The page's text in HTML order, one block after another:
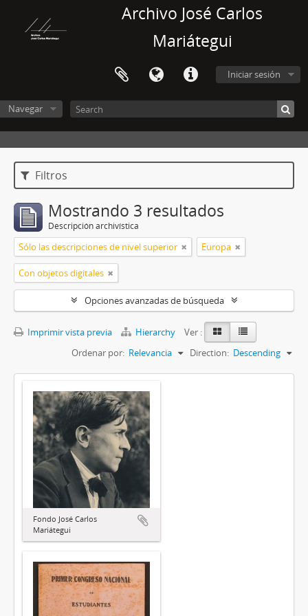
Archivo José Carlos
Mariátegui
Iniciar sesión
Navegar
Filtros
Mostrando 3 resultados
Descripción archivística
Sólo las descripciones de nivel superior Europa
Con objetos digitales
Opciones avanzadas de búsqueda
Imprimir vista previa Hierarchy
Ver :
Ordenar por: Relevancia Direction: Descending
Fondo José Carlos
Mariátegui